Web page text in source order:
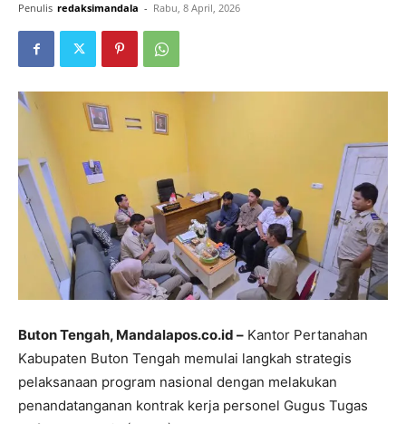
Penulis redaksimandala - Rabu, 8 April, 2026
​Buton Tengah, Mandalapos.co.id – Kantor Pertanahan
Kabupaten Buton Tengah memulai langkah strategis
pelaksanaan program nasional dengan melakukan
penandatanganan kontrak kerja personel Gugus Tugas